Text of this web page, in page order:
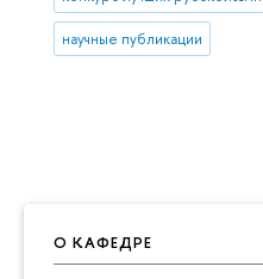
О КАФЕДРЕ
научные публикации